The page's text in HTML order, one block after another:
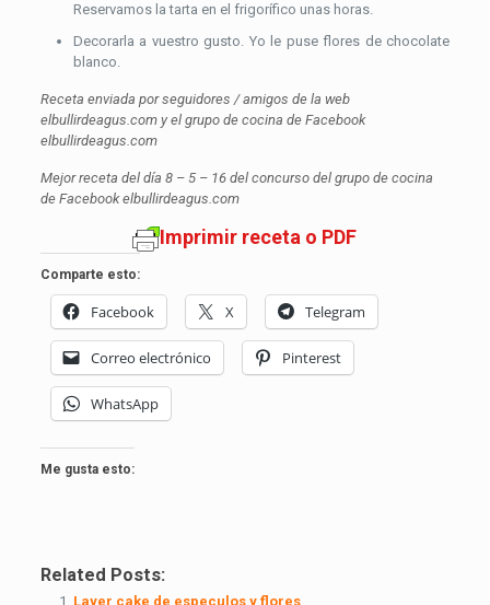
Reservamos la tarta en el frigorífico unas horas.
Decorarla a vuestro gusto. Yo le puse flores de chocolate
blanco.
Receta enviada por seguidores / amigos de la web
elbullirdeagus.com y el grupo de cocina de Facebook
elbullirdeagus.com
Mejor receta del día 8 – 5 – 16 del concurso del grupo de cocina
de Facebook elbullirdeagus.com
Imprimir receta o PDF
Comparte esto:
Facebook X Telegram
Correo electrónico Pinterest
WhatsApp
Me gusta esto:
Related Posts:
Layer cake de especulos y flores